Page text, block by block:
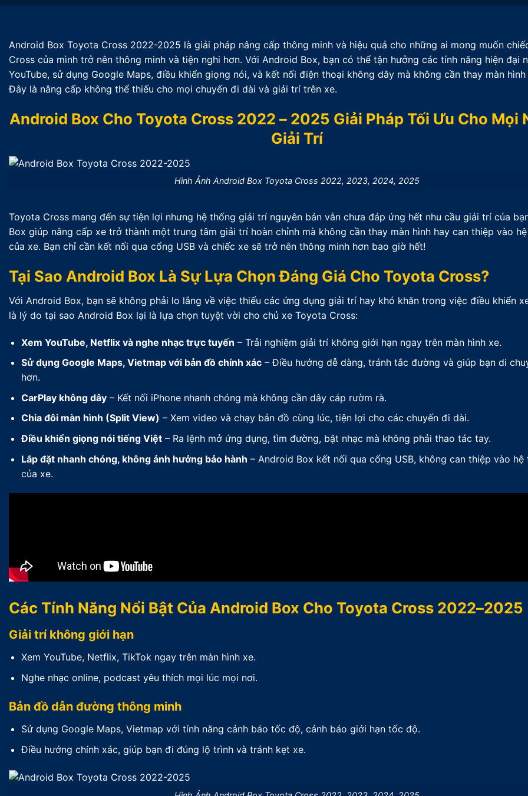
Android Box Toyota Cross 2022-2025 là giải pháp nâng cấp thông minh và hiệu quả cho những ai mong muốn
Cross của mình trở nên thông minh và tiện nghi hơn. Với Android Box, bạn có thể tận hưởng các tính năng hiện đại
YouTube, sử dụng Google Maps, điều khiển giọng nói, và kết nối điện thoại không dây mà không cần thay màn hình
Đây là nâng cấp không thể thiếu cho mọi chuyến đi dài và giải trí trên xe.
Android Box Cho Toyota Cross 2022 – 2025 Giải Pháp Tối Ưu Cho Mọi
Giải Trí
Hình Ảnh Android Box Toyota Cross 2022, 2023, 2024, 2025
Toyota Cross mang đến sự tiện lợi nhưng hệ thống giải trí nguyên bản vẫn chưa đáp ứng hết nhu cầu giải trí của
Box giúp nâng cấp xe trở thành một trung tâm giải trí hoàn chỉnh mà không cần thay màn hình hay can thiệp vào
của xe. Bạn chỉ cần kết nối qua cổng USB và chiếc xe sẽ trở nên thông minh hơn bao giờ hết!
Tại Sao Android Box Là Sự Lựa Chọn Đáng Giá Cho Toyota Cross?
Với Android Box, bạn sẽ không phải lo lắng về việc thiếu các ứng dụng giải trí hay khó khăn trong việc điều khiển
là lý do tại sao Android Box lại là lựa chọn tuyệt vời cho chủ xe Toyota Cross:
Xem YouTube, Netflix và nghe nhạc trực tuyến – Trải nghiệm giải trí không giới hạn ngay trên màn hình xe.
Sử dụng Google Maps, Vietmap với bản đồ chính xác– Điều hướng dễ dàng, tránh tắc đường và giúp bạn di
hơn.
CarPlay không dây– Kết nối iPhone nhanh chóng mà không cần dây cáp rườm rà.
Chia đôi màn hình (Split View) – Xem video và chạy bản đồ cùng lúc, tiện lợi cho các chuyến đi dài.
Điều khiển giọng nói tiếng Việt– Ra lệnh mở ứng dụng, tìm đường, bật nhạc mà không phải thao tác tay.
Lắp đặt nhanh chóng, không ảnh hưởng bảo hành – Android Box kết nối qua cổng USB, không can thiệp vào hệ
của xe.
Các Tính Năng Nổi Bật Của Android Box Cho Toyota Cross 2022–2025
Giải trí không giới hạn
Xem YouTube, Netflix, TikTok ngay trên màn hình xe.
Nghe nhạc online, podcast yêu thích mọi lúc mọi nơi.
Bản đồ dẫn đường thông minh
Sử dụng Google Maps, Vietmap với tính năng cảnh báo tốc độ, cảnh báo giới hạn tốc độ.
Điều hướng chính xác, giúp bạn đi đúng lộ trình và tránh kẹt xe.